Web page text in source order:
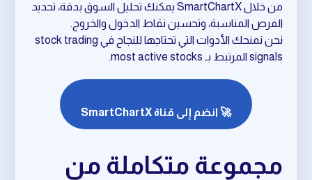
من خلال SmartChartX يمكنك تحليل السوق بدقة، تحديد
الفرص المناسبة، وتحسين نقاط الدخول والخروج.
نحن نمنحك الأدوات التي تحتاجها للنجاح في stock trading
signals المرتبط بـ most active stocks.
🚀 انضم إلى قناة SmartChartX
مجموعة متكاملة من